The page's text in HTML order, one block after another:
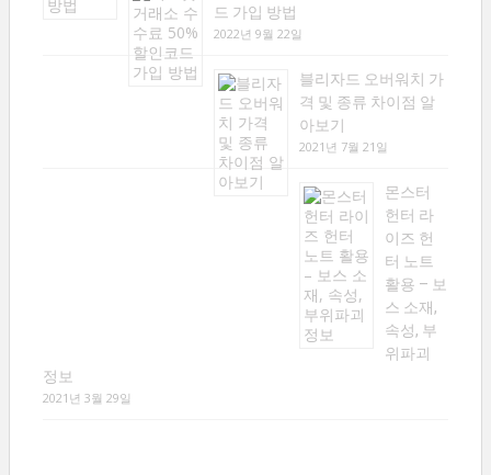
드 가입 방법
2022년 9월 22일
블리자드 오버워치 가
격 및 종류 차이점 알
아보기
2021년 7월 21일
몬스터
헌터 라
이즈 헌
터 노트
활용 – 보
스 소재,
속성, 부
위파괴
정보
2021년 3월 29일